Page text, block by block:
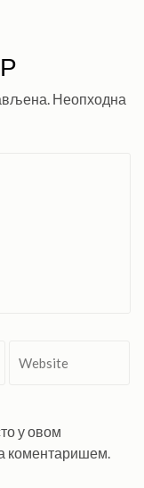
Неопходна
у овом
коментаришем.